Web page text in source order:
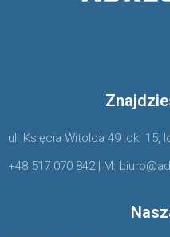
ul. Księcia Witolda 49 lok. 15,
+48 517 070 842 | M: